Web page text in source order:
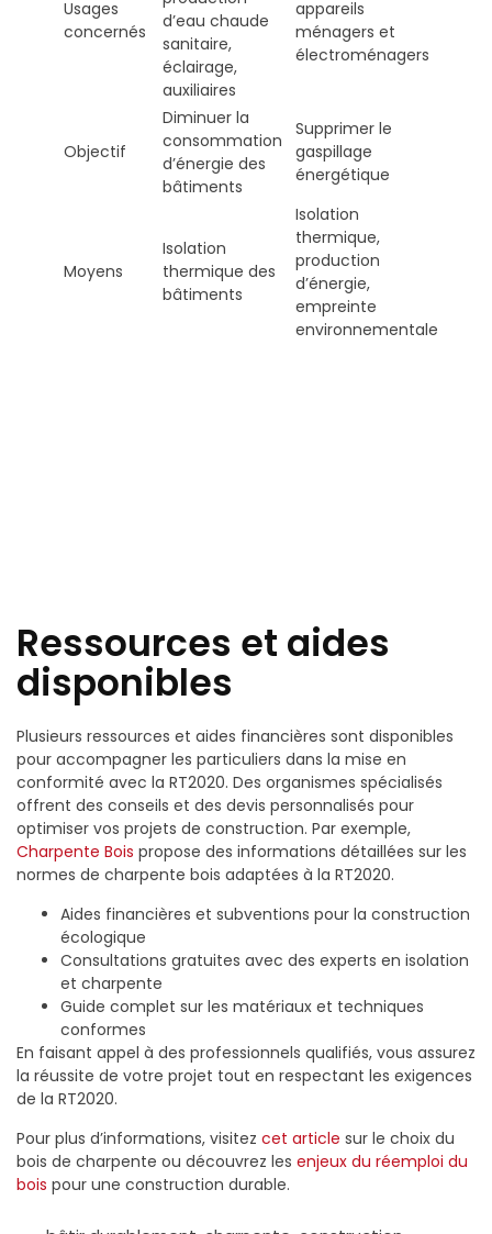
Usages
concernés
d’eau chaude
sanitaire,
éclairage,
auxiliaires
appareils
ménagers et
électroménagers
Objectif
Diminuer la
consommation
d’énergie des
bâtiments
Supprimer le
gaspillage
énergétique
Moyens
Isolation
thermique des
bâtiments
Isolation
thermique,
production
d’énergie,
empreinte
environnementale
Ressources et aides
disponibles
Plusieurs ressources et aides financières sont disponibles
pour accompagner les particuliers dans la mise en
conformité avec la RT2020. Des organismes spécialisés
offrent des conseils et des devis personnalisés pour
optimiser vos projets de construction. Par exemple,
Charpente Bois propose des informations détaillées sur les
normes de charpente bois adaptées à la RT2020.
Aides financières et subventions pour la construction
écologique
Consultations gratuites avec des experts en isolation
et charpente
Guide complet sur les matériaux et techniques
conformes
En faisant appel à des professionnels qualifiés, vous assurez
la réussite de votre projet tout en respectant les exigences
de la RT2020.
Pour plus d’informations, visitez cet article sur le choix du
bois de charpente ou découvrez les enjeux du réemploi du
bois pour une construction durable.